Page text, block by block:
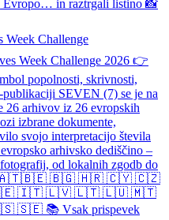
Week Challenge